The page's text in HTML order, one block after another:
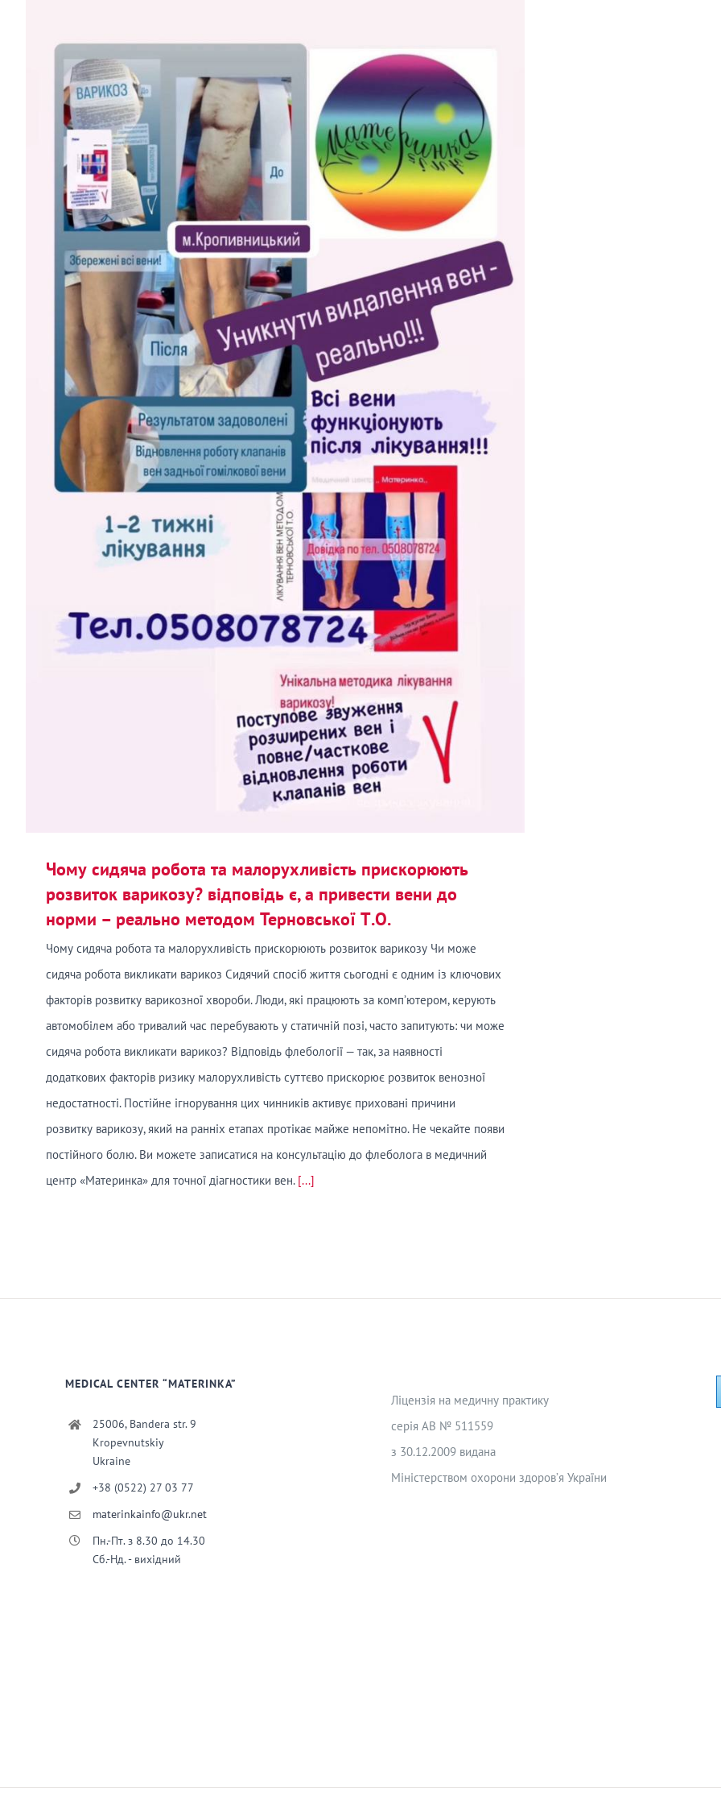
Чому сидяча робота та малорухливість прискорюють
розвиток варикозу? відповідь є, а привести вени до
норми – реально методом Терновської Т.О.
Чому сидяча робота та малорухливість прискорюють розвиток варикозу Чи може
сидяча робота викликати варикоз Сидячий спосіб життя сьогодні є одним із ключових
факторів розвитку варикозної хвороби. Люди, які працюють за комп’ютером, керують
автомобілем або тривалий час перебувають у статичній позі, часто запитують: чи може
сидяча робота викликати варикоз? Відповідь флебології — так, за наявності
додаткових факторів ризику малорухливість суттєво прискорює розвиток венозної
недостатності. Постійне ігнорування цих чинників активує приховані причини
розвитку варикозу, який на ранніх етапах протікає майже непомітно. Не чекайте появи
постійного болю. Ви можете записатися на консультацію до флеболога в медичний
центр «Материнка» для точної діагностики вен. [...]
MEDICAL CENTER “MATERINKA”
25006, Bandera str. 9
Kropevnutskiy
Ukraine
+38 (0522) 27 03 77
materinkainfo@ukr.net
Пн.-Пт. з 8.30 до 14.30
Сб.-Нд. - вихідний
Ліцензія на медичну практику
серія АВ № 511559
з 30.12.2009 видана
Міністерством охорони здоров’я України